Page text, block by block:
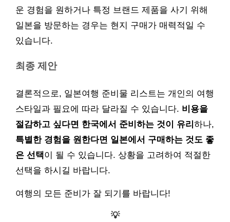
운 경험을 원하거나 특정 브랜드 제품을 사기 위해
일본을 방문하는 경우는 현지 구매가 매력적일 수
있습니다.
최종 제안
결론적으로, 일본여행 준비물 리스트는 개인의 여행
스타일과 필요에 따라 달라질 수 있습니다. 비용을
절감하고 싶다면 한국에서 준비하는 것이 유리 하나,
특별한 경험을 원한다면 일본에서 구매하는 것도 좋
은 선택이 될 수 있습니다. 상황을 고려하여 적절한
선택을 하시길 바랍니다.
여행의 모든 준비가 잘 되기를 바랍니다!
💡